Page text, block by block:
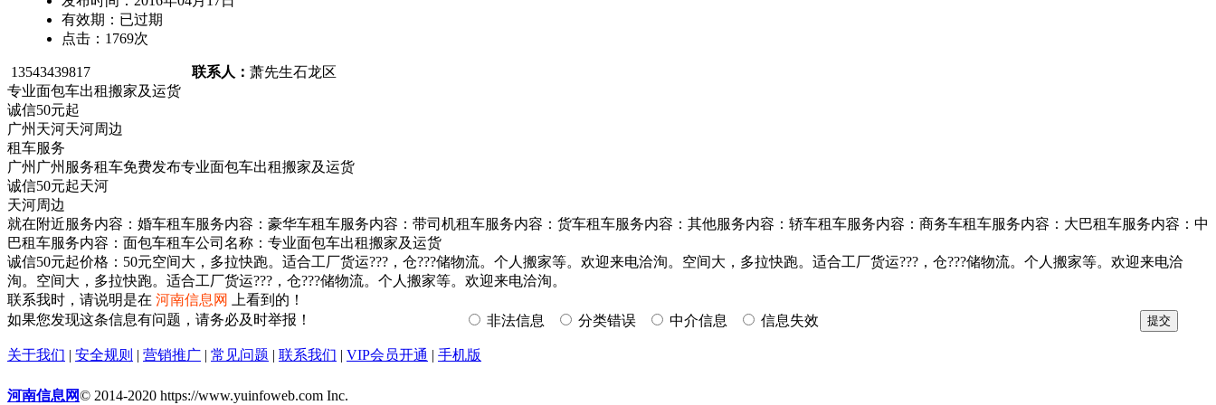
有效期： 已过期
点击： 1769次
13543439817 联系人： 萧先生石龙区
专业面包车出租搬家及运货
诚信50元起
广州天河天河周边
租车服务
广州广州服务租车免费发布专业面包车出租搬家及运货
诚信50元起天河
天河周边
就在附近服务内容：婚车租车服务内容：豪华车租车服务内容：带司机租车服务内容：货车租车服务内容：其他服务内容：轿车租车服务内容：商务车租车服务内容：大巴租车服务内容：中
巴租车服务内容：面包车租车公司名称：专业面包车出租搬家及运货
诚信50元起价格：50元空间大，多拉快跑。适合工厂货运???，仓???储物流。个人搬家等。欢迎来电洽洵。空间大，多拉快跑。适合工厂货运???，仓???储物流。个人搬家等。欢迎来电洽
洵。空间大，多拉快跑。适合工厂货运???，仓???储物流。个人搬家等。欢迎来电洽洵。
联系我时，请说明是在 河南信息网
上看到的！
如果您发现这条信息有问题，请务必及时举报！
非法信息 分类错误 中介信息 信息失效
关于我们 | 安全规则 | 营销推广 | 常见问题 | 联系我们 | VIP会员开通 | 手机版
河南信息网© 2014-2020 https://www.yuinfoweb.com Inc.